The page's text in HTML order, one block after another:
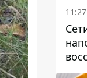
11:27